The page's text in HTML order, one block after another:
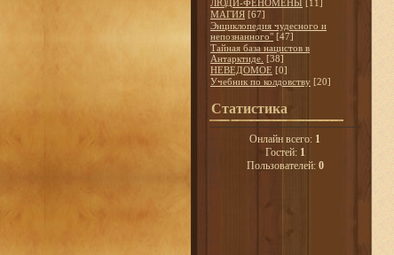
ЛЮДИ-ФЕНОМЕНЫ [11]
МАГИЯ [67]
Энциклопедия чудесного и
непознанного" [47]
Тайная база нацистов в
Антарктиде. [38]
НЕВЕДОМОЕ [0]
Учебник по колдовству [20]
Статистика
Онлайн всего: 1
Гостей: 1
Пользователей: 0